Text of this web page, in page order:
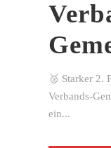
🥈 Starker 2.
Verbands-
ein...